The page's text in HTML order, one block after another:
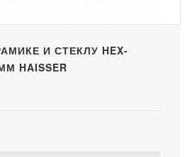
И СТЕКЛУ HEX-
HAISSER